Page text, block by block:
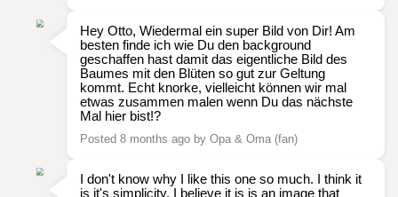
Hey Otto, Wiedermal ein super Bild von Dir! Am
besten finde ich wie Du den background
geschaffen hast damit das eigentliche Bild des
Baumes mit den Blüten so gut zur Geltung
kommt. Echt knorke, vielleicht können wir mal
etwas zusammen malen wenn Du das nächste
Mal hier bist!?
Posted 8 months ago by Opa & Oma (fan)
I don't know why I like this one so much. I think it
is it's simplicity. I believe it is is an image that